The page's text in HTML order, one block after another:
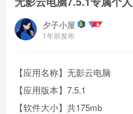
夕子小屋
1年前发布
【应用名称】无影云电脑
【应用版本】7.5.1
【软件大小】共175mb